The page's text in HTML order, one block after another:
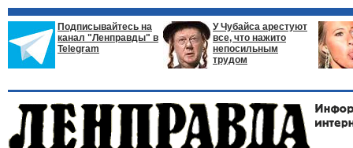
Подписывайтесь на
канал "Ленправды" в
Telegram
У Чубайса арестуют
все, что нажито
непосильным
трудом